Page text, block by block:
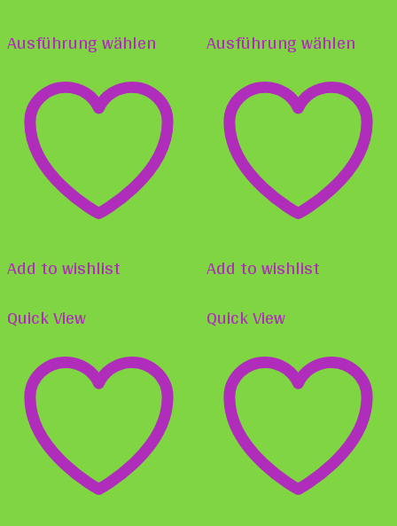
Ausführung wählen Produkt
weist
mehrere
Varianten
können
Produktseite
gewählt
werden
Add to wishlist
Quick View
Ausführung wählen
weist
auf.
Add to wishlist
Quick View